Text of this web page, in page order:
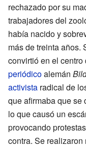
rechazado por su
trabajadores del
había nacido y
más de treinta años.
convirtió en el
periódicoalemán
activista radical de
que afirmaba que se
lo que causó un
provocando
contra. Se